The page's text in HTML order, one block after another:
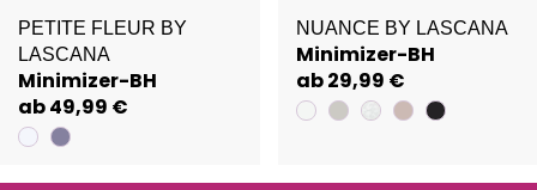
PETITE FLEUR BY
LASCANA
Minimizer-BH
ab 49,99 €
NUANCE BY LASCANA
Minimizer-BH
ab 29,99 €